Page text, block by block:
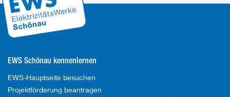
EWS Schönau kennenlernen
EWS-Hauptseite besuchen
Projektförderung beantragen